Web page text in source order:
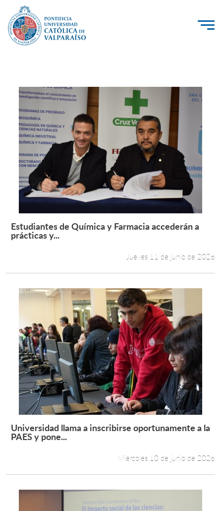
PUCV Internacional
Vinculación con el Medio
Admisión
Pregrado
Postgrado
Formación Continua
Funcionarios
English
Leer más +
Estudiantes de Química y Farmacia accederán a
prácticas y...
Jueves 11 de junio de 2026
Leer más +
Universidad llama a inscribirse oportunamente a la
PAES y pone...
Miércoles 10 de junio de 2026